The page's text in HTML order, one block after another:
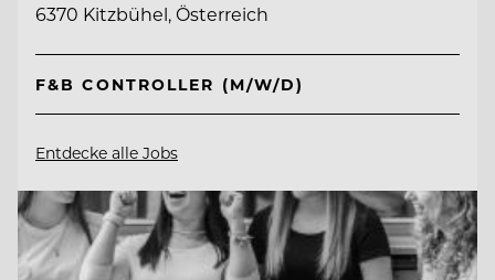
6370 Kitzbühel, Österreich
F&B CONTROLLER (M/W/D)
Entdecke alle Jobs